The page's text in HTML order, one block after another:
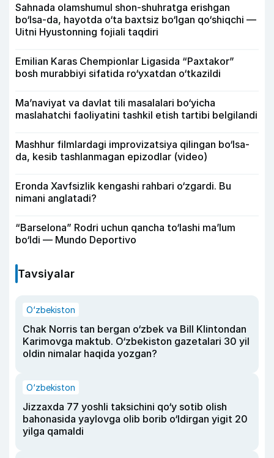
Sahnada olamshumul shon-shuhratga erishgan
bo‘lsa-da, hayotda o‘ta baxtsiz bo‘lgan qo‘shiqchi —
Uitni Hyustonning fojiali taqdiri
Emilian Karas Chempionlar Ligasida “Paxtakor”
bosh murabbiyi sifatida ro‘yxatdan o‘tkazildi
Ma’naviyat va davlat tili masalalari bo‘yicha
maslahatchi faoliyatini tashkil etish tartibi belgilandi
Mashhur filmlardagi improvizatsiya qilingan bo‘lsa-
da, kesib tashlanmagan epizodlar (video)
Eronda Xavfsizlik kengashi rahbari o‘zgardi. Bu
nimani anglatadi?
“Barselona” Rodri uchun qancha to‘lashi ma’lum
bo‘ldi — Mundo Deportivo
Tavsiyalar
O‘zbekiston
Chak Norris tan bergan o‘zbek va Bill Klintondan
Karimovga maktub. O‘zbekiston gazetalari 30 yil
oldin nimalar haqida yozgan?
O‘zbekiston
Jizzaxda 77 yoshli taksichini qo‘y sotib olish
bahonasida yaylovga olib borib o‘ldirgan yigit 20
yilga qamaldi